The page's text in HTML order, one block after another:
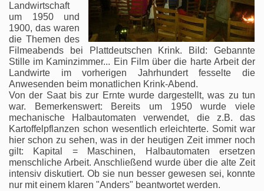
Landwirtschaft
um 1950 und
1900, das waren
die Themen des
Filmeabends bei Plattdeutschen Krink. Bild: Gebannte
Stille im Kaminzimmer... Ein Film über die harte Arbeit der
Landwirte im vorherigen Jahrhundert fesselte die
Anwesenden beim monatlichen Krink-Abend.
Von der Saat bis zur Ernte wurde dargestellt, was zu tun
war. Bemerkenswert: Bereits um 1950 wurde viele
mechanische Halbautomaten verwendet, die z.B. das
Kartoffelpflanzen schon wesentlich erleichterte. Somit war
hier schon zu sehen, was in der heutigen Zeit immer noch
gilt: Kapital = Maschinen, Halbautomaten ersetzen
menschliche Arbeit. Anschließend wurde über die alte Zeit
intensiv diskutiert. Ob sie nun besser gewesen sei, konnte
nur mit einem klaren "Anders" beantwortet werden.